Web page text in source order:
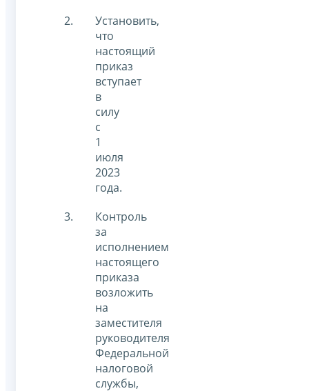
Установить,
что
настоящий
приказ
вступает
в
силу
с
1
июля
2023
года.
Контроль
за
исполнением
настоящего
приказа
возложить
на
заместителя
руководителя
Федеральной
налоговой
службы,